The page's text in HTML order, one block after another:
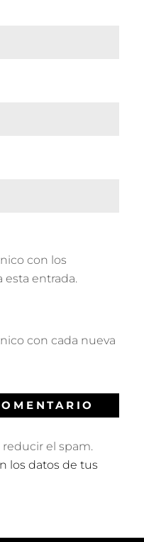
con los
entrada.
con cada nueva
reducir el spam.
los datos de tus